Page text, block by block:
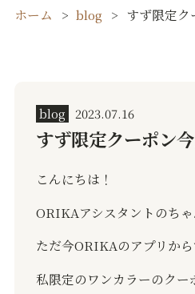
ホーム blog すず限定ク
blog 2023.07.16
すず限定クーポン
こんにちは！
ORIKAアシスタントのち
ただ今ORIKAのアプリか
私限定のワンカラーのクー